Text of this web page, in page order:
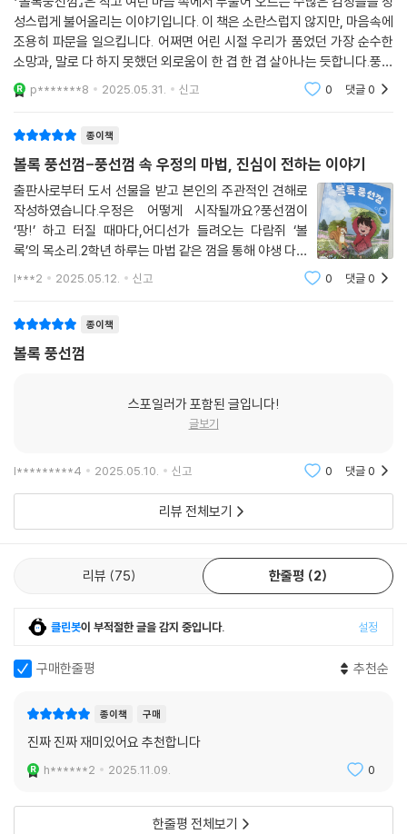
성스럽게 불어올리는 이야기입니다. 이 책은 소란스럽지 않지만, 마음속에
조용히 파문을 일으킵니다. 어쩌면 어린 시절 우리가 품었던 가장 순수한
소망과, 말로 다 하지 못했던 외로움이 한 겹 한 겹 살아나는 듯합니다.풍선
껌이라는 매개체는 얼마나 절묘한 비유인지요. 처음엔 조심스럽게 숨을 불
어넣다가,
p*******8 2025.05.31. 신고 0 댓글0
종이책
볼록 풍선껌-풍선껌 속 우정의 마법, 진심이 전하는 이야기
출판사로부터 도서 선물을 받고 본인의 주관적인 견해로
작성하였습니다.우정은 어떻게 시작될까요?풍선껌이
‘팡!’ 하고 터질 때마다,어디선가 들려오는 다람쥐 ‘볼
록’의 목소리.2학년 하루는 마법 같은 껌을 통해 야생 다람
쥐와 친구가 됩니다.나무를 타고, 도토리받침 놀이를 하
l***2 2025.05.12. 신고 0 댓글0
종이책
볼록 풍선껌
스포일러가 포함된 글입니다!
글보기
l*********4 2025.05.10. 신고 0 댓글0
리뷰 전체보기
리뷰 75 한줄평 2
클린봇이 부적절한 글을 감지 중입니다. 설정
구매한줄평 추천순
종이책 구매
진짜 진짜 재미있어요 추천합니다
h******2 2025.11.09. 0
한줄평 전체보기